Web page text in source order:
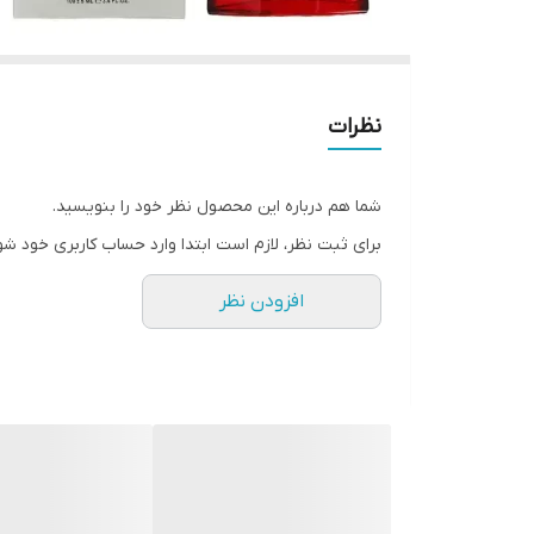
نظرات
شما هم درباره این محصول نظر خود را بنویسید.
برای ثبت نظر، لازم است ابتدا وارد حساب کاربری خود
افزودن نظر